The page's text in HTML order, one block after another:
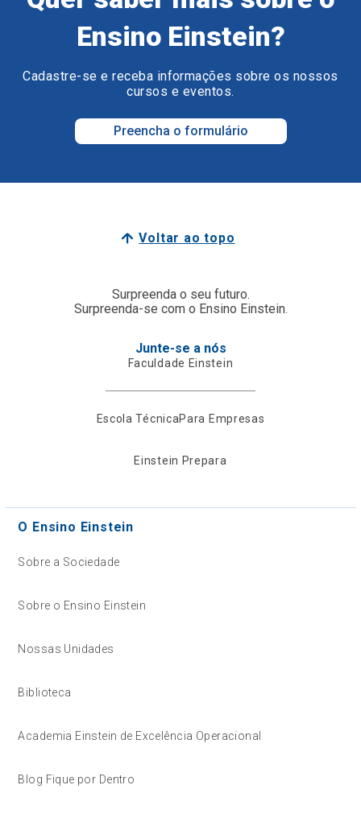
Ensino Einstein?
Cadastre-se e receba informações sobre os nossos
cursos e eventos.
Preencha o formulário
Voltar ao topo
Surpreenda o seu futuro.
Surpreenda-se com o Ensino Einstein.
Junte-se a nós
Faculdade Einstein
Escola TécnicaPara Empresas
Einstein Prepara
O Ensino Einstein
Sobre a Sociedade
Sobre o Ensino Einstein
Nossas Unidades
Biblioteca
Academia Einstein de Excelência Operacional
Blog Fique por Dentro